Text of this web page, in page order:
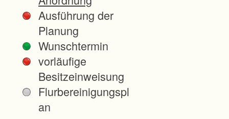
Ausführung der
Planung
Wunschtermin
vorläufige
Besitzeinweisung
Flurbereinigungspl
an